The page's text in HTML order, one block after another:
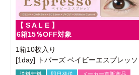
【 S A L E 】
6箱15％OFF対象
1箱10枚入り
[1day] トパーズ ベイビーエスプレッソ